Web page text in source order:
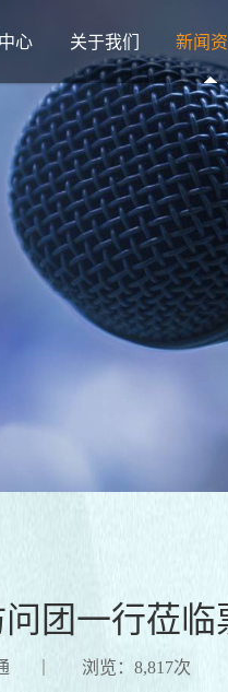
心 关于我们 新闻
团一行莅
浏览：8,817次